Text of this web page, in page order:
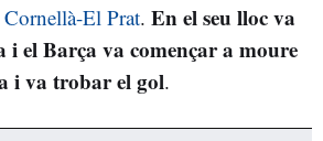
El Prat. En el seu lloc va
el Barça va començar a moure
i va trobar el gol.